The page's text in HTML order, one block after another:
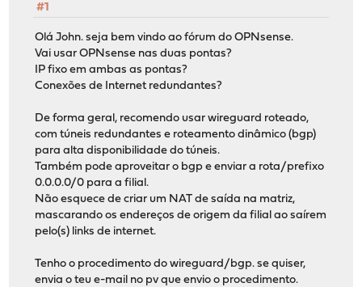
#1
Olá John. seja bem vindo ao fórum do OPNsense.
Vai usar OPNsense nas duas pontas?
IP fixo em ambas as pontas?
Conexões de Internet redundantes?
De forma geral, recomendo usar wireguard roteado,
com túneis redundantes e roteamento dinâmico (bgp)
para alta disponibilidade do túneis.
Também pode aproveitar o bgp e enviar a rota/prefixo
0.0.0.0/0 para a filial.
Não esquece de criar um NAT de saída na matriz,
mascarando os endereços de origem da filial ao saírem
pelo(s) links de internet.
Tenho o procedimento do wireguard/bgp. se quiser,
envia o teu e-mail no pv que envio o procedimento.